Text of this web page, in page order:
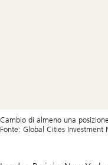
Cambio di almeno una
Fonte: Global Cities Investment